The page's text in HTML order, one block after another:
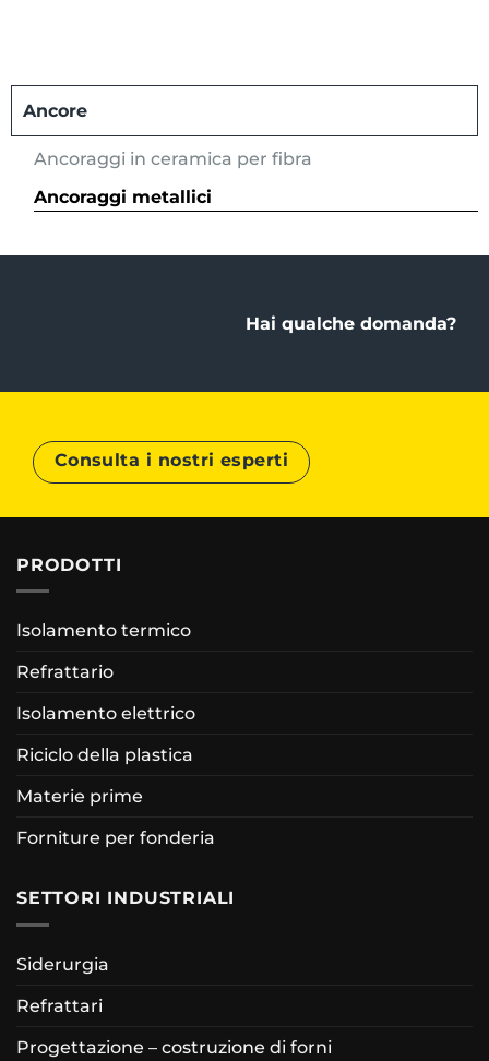
Ancore
Ancoraggi in ceramica per fibra
Ancoraggi metallici
Hai qualche domanda?
Consulta i nostri esperti
PRODOTTI
Isolamento termico
Refrattario
Isolamento elettrico
Riciclo della plastica
Materie prime
Forniture per fonderia
SETTORI INDUSTRIALI
Siderurgia
Refrattari
Progettazione – costruzione di forni